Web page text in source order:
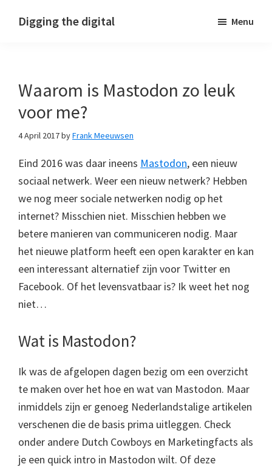
Digging the digital Menu
Waarom is Mastodon zo leuk
voor me?
4 April 2017byFrank Meeuwsen
Eind 2016 was daar ineens Mastodon, een nieuw
sociaal netwerk. Weer een nieuw netwerk? Hebben
we nog meer sociale netwerken nodig op het
internet? Misschien niet. Misschien hebben we
betere manieren van communiceren nodig. Maar
het nieuwe platform heeft een open karakter en kan
een interessant alternatief zijn voor Twitter en
Facebook. Of het levensvatbaar is? Ik weet het nog
niet…
Wat is Mastodon?
Ik was de afgelopen dagen bezig om een overzicht
te maken over het hoe en wat van Mastodon. Maar
inmiddels zijn er genoeg Nederlandstalige artikelen
verschenen die de basis prima uitleggen. Check
onder andere Dutch Cowboys en Marketingfacts als
je een quick intro in Mastodon wilt. Of deze